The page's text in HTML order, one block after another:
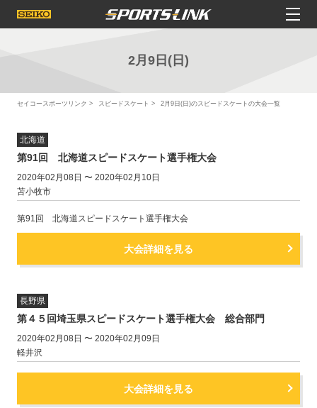
2月9日(日)
セイコースポーツリンク スピードスケート 2月9日(日)のスピードスケートの大会一覧
北海道
第91回 北海道スピードスケート選手権大会
2020年02月08日 〜 2020年02月10日
苫小牧市
第91回 北海道スピードスケート選手権大会
大会詳細を見る
長野県
第４５回埼玉県スピードスケート選手権大会 総合部門
2020年02月08日 〜 2020年02月09日
軽井沢
大会詳細を見る